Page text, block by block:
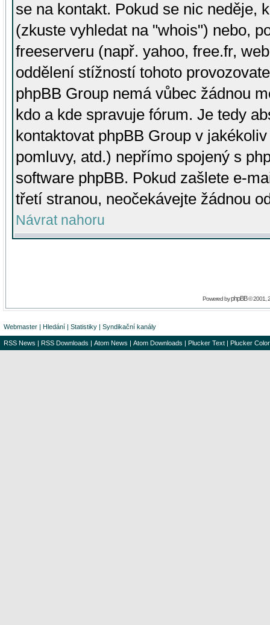
se na kontakt. Pokud se nic neděje,
(zkuste vyhledat na "whois") nebo,
freeserveru (např. yahoo, free.fr,
oddělení stížností tohoto
phpBB Group nemá vůbec žádnou
kdo a kde spravuje fórum. Je tedy
kontaktovat phpBB Group v
pomluvy, atd.) nepřímo spojený s
software phpBB. Pokud zašlete e-
třetí stranou, neočekávejte žádnou
Návrat nahoru
Powered byphpBB© 2001,
Webmaster | Hledání | Statistiky | Syndikační kanály
RSS News | RSS Downloads | Atom News | Atom Downloads | Plucker Text | Plucker Color